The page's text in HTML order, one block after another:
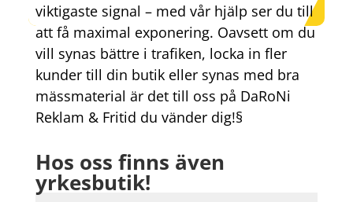
viktigaste signal – med vår hjälp ser du till
att få maximal exponering. Oavsett om du
vill synas bättre i trafiken, locka in fler
kunder till din butik eller synas med bra
mässmaterial är det till oss på DaRoNi
Reklam & Fritid du vänder dig!§
Hos oss finns även
yrkesbutik!